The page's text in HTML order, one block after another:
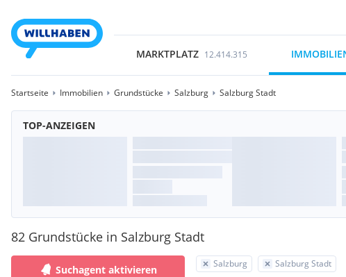
MARKTPLATZ 12.414.315
Startseite Immobilien Grundstücke Salzburg Salzburg Stadt
TOP-ANZEIGEN
82 Grundstücke in Salzburg Stadt
Suchagent aktivieren Salzburg Salzburg Stadt